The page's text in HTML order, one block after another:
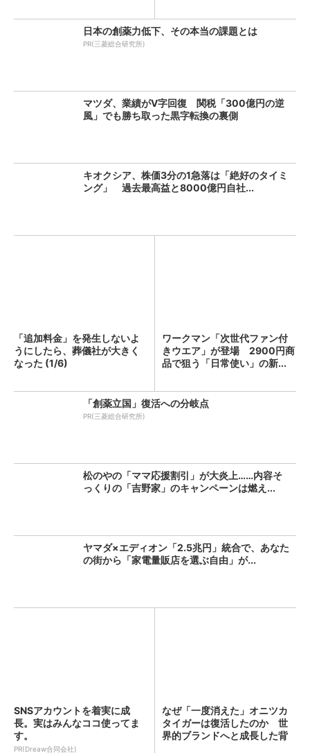
日本の創薬力低下、その本当の課題とは
PR(三菱総合研究所)
マツダ、業績がV字回復 関税「300億円の逆
風」でも勝ち取った黒字転換の裏側
キオクシア、株価3分の1急落は「絶好のタイミ
ング」 過去最高益と8000億円自社...
「追加料金」を発生しないよ
うにしたら、葬儀社が大きく
なった (1/6)
ワークマン「次世代ファン付
きウエア」が登場 2900円商
品で狙う「日常使い」の新...
「創薬立国」復活への分岐点
PR(三菱総合研究所)
松のやの「ママ応援割引」が大炎上……内容そ
っくりの「吉野家」のキャンペーンは燃え...
ヤマダ×エディオン「2.5兆円」統合で、あなた
の街から「家電量販店を選ぶ自由」が...
SNSアカウントを着実に成
長。実はみんなココ使ってま
す。
PR(Dreaw合同会社)
なぜ「一度消えた」オニツカ
タイガーは復活したのか 世
界的ブランドへと成長した背